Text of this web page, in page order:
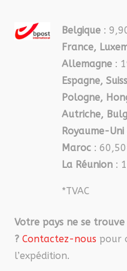
Belgique :
France,
Allemagne :
Espagne,
Pologne,
Autriche,
Royaume-Uni
Maroc :
La Réunion :
*TVAC
Votre pays ne se
? Contactez-nous pour
l’expédition.